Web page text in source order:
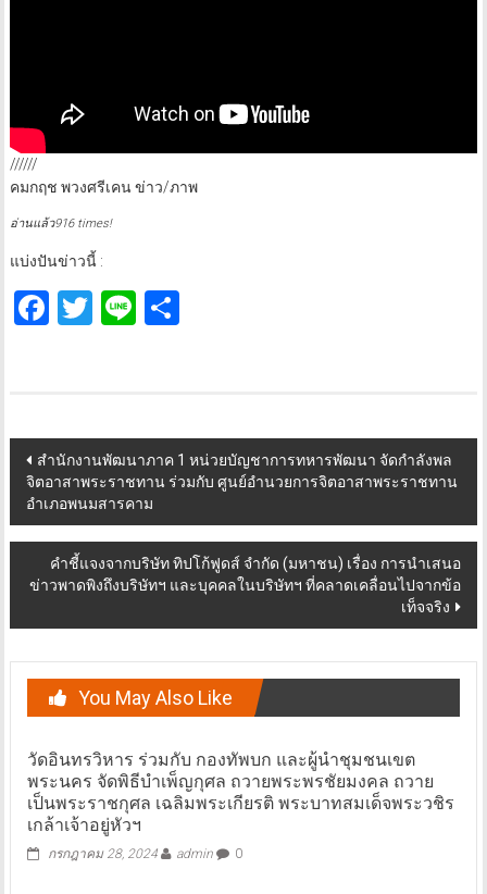
//////
คมกฤช พวงศรีเคน ข่าว/ภาพ
อ่านแล้ว916 times!
แบ่งปันข่าวนี้ :
Facebook
Twitter
LineShare
Post
navigation
สำนักงานพัฒนาภาค 1 หน่วยบัญชาการทหารพัฒนา จัดกำลังพล
จิตอาสาพระราชทาน ร่วมกับ ศูนย์อำนวยการจิตอาสาพระราชทาน
อำเภอพนมสารคาม
คำชี้แจงจากบริษัท ทิปโก้ฟูดส์ จำกัด (มหาชน) เรื่อง การนำเสนอ
ข่าวพาดพิงถึงบริษัทฯ และบุคคลในบริษัทฯ ที่คลาดเคลื่อนไปจากข้อ
เท็จจริง
You May Also Like
วัดอินทรวิหาร ร่วมกับ กองทัพบก​ และ​ผู้นำชุมชนเขต
พระนคร จัดพิธีบำเพ็ญกุศล ถวายพระพรชัยมงคล ถวาย
เป็นพระราชกุศล เฉลิมพระเกียรติ พระบาทสมเด็จพระวชิร
เกล้าเจ้าอยู่หัวฯ
กรกฎาคม 28, 2024 admin 0